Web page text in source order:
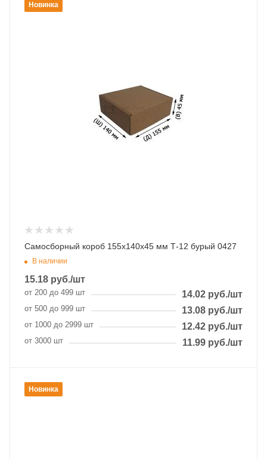
Новинка
Самосборный короб 155х140х45 мм Т-12 бурый 0427
В наличии
15.18 руб./шт
от 200 до 499 шт 14.02 руб./шт
от 500 до 999 шт 13.08 руб./шт
от 1000 до 2999 шт 12.42 руб./шт
от 3000 шт 11.99 руб./шт
Новинка